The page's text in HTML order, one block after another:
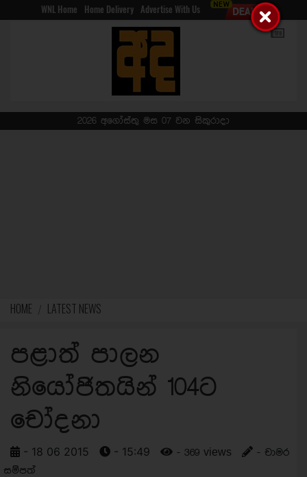
WNL Home Home Delivery Advertise With Us
2026 අගෝස්තු මස 07 වන සිකුරාදා
HOME LATEST NEWS
පළාත් පාලන
නියෝජිතයින් 104ට
චෝදනා
- 18 06 2015 - 15:49 - 369 views
- චාමර
සම්පත්